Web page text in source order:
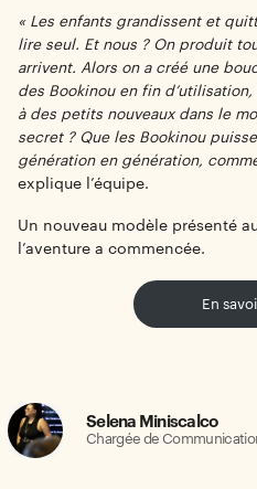
« Les enfants grandissent et
lire seul. Et nous ? On produit
arrivent. Alors on a créé une
des Bookinou en fin
à des petits nouveaux dans le
secret ? Que les Bookinou
génération en génération,
explique l’équipe.
Un nouveau modèle présenté
l’aventure a commencée.
En
Selena Miniscalco
Chargée de